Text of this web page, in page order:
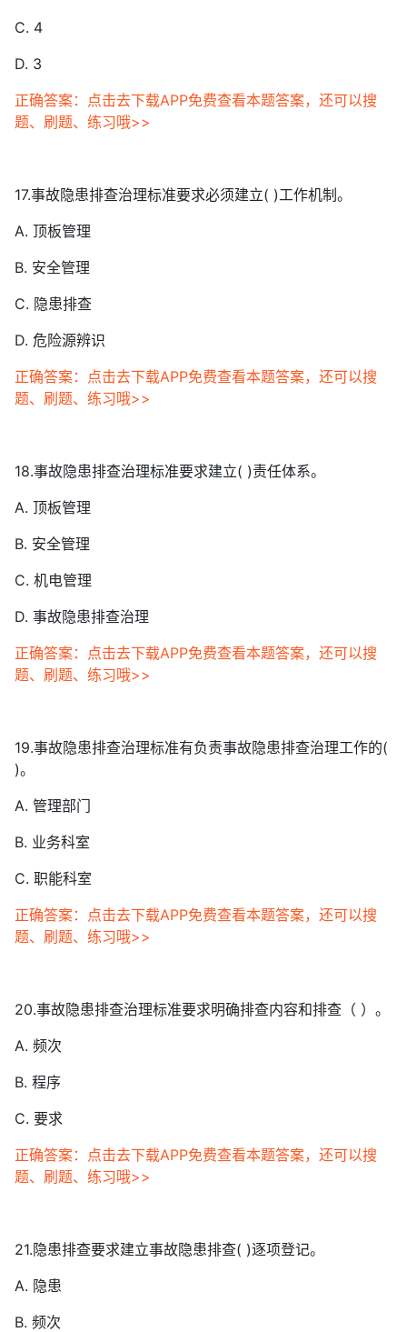
C. 4
D. 3
正确答案：点击去下载APP免费查看本题答案，还可以搜
题、刷题、练习哦>>
17.事故隐患排查治理标准要求必须建立( )工作机制。
A. 顶板管理
B. 安全管理
C. 隐患排查
D. 危险源辨识
正确答案：点击去下载APP免费查看本题答案，还可以搜
题、刷题、练习哦>>
18.事故隐患排查治理标准要求建立( )责任体系。
A. 顶板管理
B. 安全管理
C. 机电管理
D. 事故隐患排查治理
正确答案：点击去下载APP免费查看本题答案，还可以搜
题、刷题、练习哦>>
19.事故隐患排查治理标准有负责事故隐患排查治理工作的(
)。
A. 管理部门
B. 业务科室
C. 职能科室
正确答案：点击去下载APP免费查看本题答案，还可以搜
题、刷题、练习哦>>
20.事故隐患排查治理标准要求明确排查内容和排查（ ）。
A. 频次
B. 程序
C. 要求
正确答案：点击去下载APP免费查看本题答案，还可以搜
题、刷题、练习哦>>
21.隐患排查要求建立事故隐患排查( )逐项登记。
A. 隐患
B. 频次